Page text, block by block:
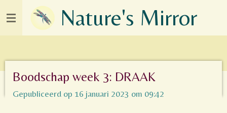
Ga
hoofdinhoud
Nature's Mirror
Boodschap week 3: DRAAK
Gepubliceerd op 16 januari 2023 om 09:42